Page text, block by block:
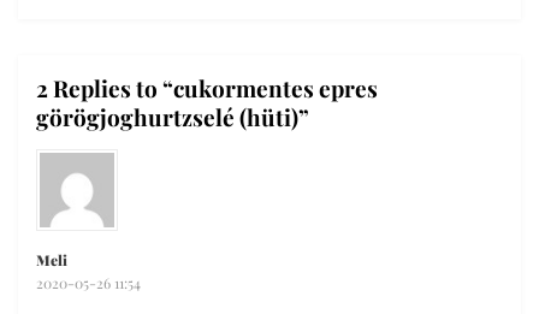
2 Replies to “cukormentes epres
görögjoghurtzselé (hüti)”
Meli
2020-05-26 11:54